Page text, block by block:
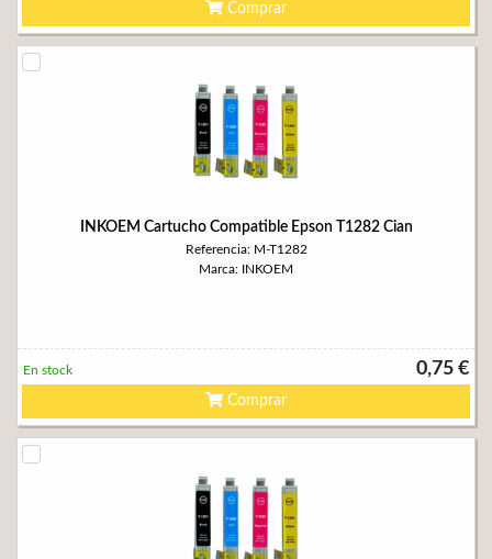
Comprar
INKOEM Cartucho Compatible Epson T1282 Cian
Referencia: M-T1282
Marca: INKOEM
0,75 €
En stock
Comprar